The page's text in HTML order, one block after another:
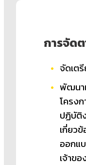
การจัดต
จัดเต
พัฒนา
โครง
ปฏิบัติ
เกี่ยว
ออกแ
เจ้าขอ